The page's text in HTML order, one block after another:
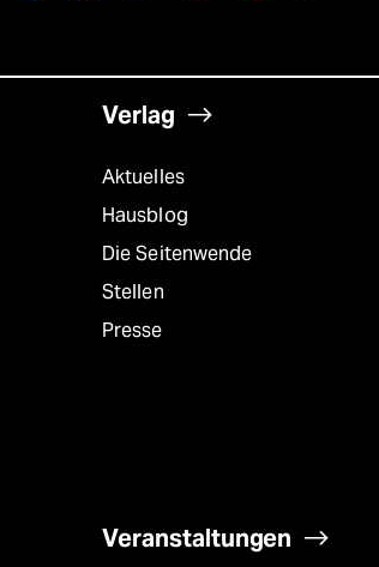
Verlag
Aktuelles
Hausblog
Die Seitenwende
Stellen
Presse
Veranstaltungen